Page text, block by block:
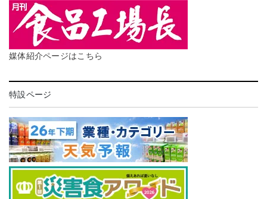
媒体紹介ページはこちら
特設ページ